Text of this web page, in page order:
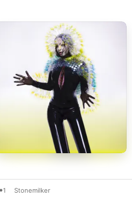
1 Stonemilker